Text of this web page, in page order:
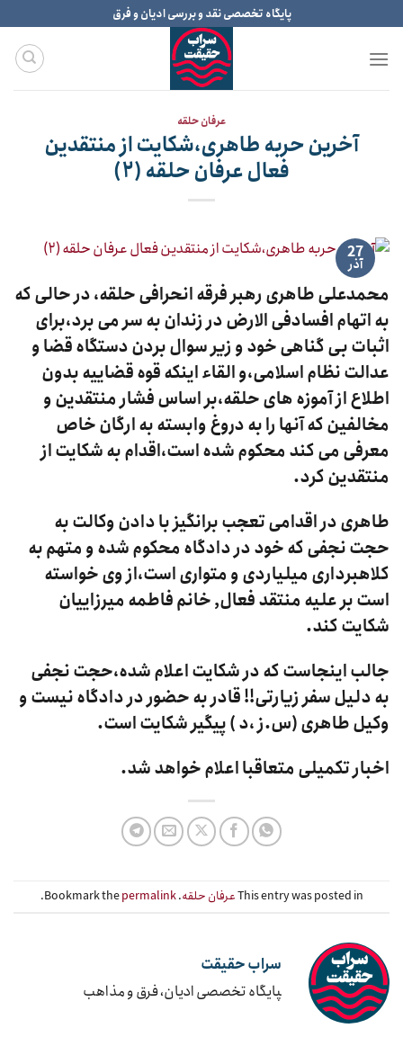
to
content
پایگاه تخصصی نقد و بررسی ادیان و فرق
عرفان حلقه
آخرین حربه طاهری،شکایت از منتقدین
فعال عرفان حلقه (۲)
27
آذر
محمدعلی طاهری رهبر فرقه انحرافی حلقه، در حالی که
به اتهام افسادفی الارض در زندان به سر می برد،برای
اثبات بی گناهی خود و زیر سوال بردن دستگاه قضا و
عدالت نظام اسلامی،و القاء اینکه قوه قضاییه بدون
اطلاع از آموزه های حلقه،بر اساس فشار منتقدین و
مخالفین که آنها را به دروغ وابسته به ارگان خاص
معرفی می کند محکوم شده است،اقدام به شکایت از
منتقدین کرد.
طاهری در اقدامی تعجب برانگیز با دادن وکالت به
حجت نجفی که خود در دادگاه محکوم شده و متهم به
کلاهبرداری میلیاردی و متواری است،از وی خواسته
است بر علیه منتقد فعال, خانم فاطمه میرزاییان
شکایت کند.
جالب اینجاست که در شکایت اعلام شده،حجت نجفی
به دلیل سفر زیارتی!! قادر به حضور در دادگاه نیست و
وکیل طاهری (س.ز ،د ) پیگیر شکایت است.
اخبار تکمیلی متعاقبا اعلام خواهد شد.
This entry was posted inعرفان حلقه. Bookmark the
permalink
.
سراب حقیقت
‍پایگاه تخصصی ادیان، فرق و مذاهب